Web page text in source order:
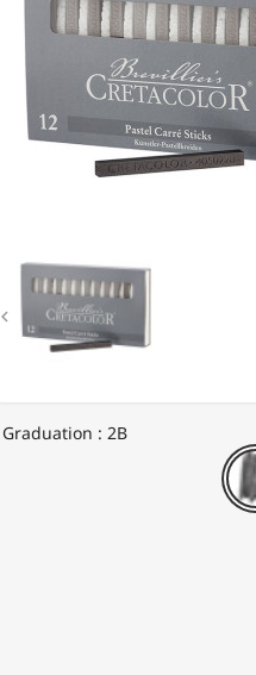
7X7MM

Graduation : 2B